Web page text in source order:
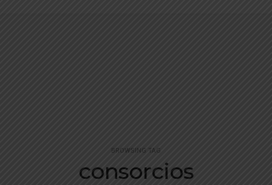
BROWSING TAG
consorcios